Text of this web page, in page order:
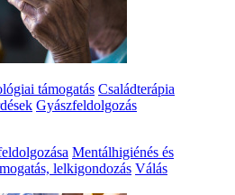
támogatás Családterápia
Gyászfeldolgozás
Mentálhigiénés és
lelkigondozás Válás